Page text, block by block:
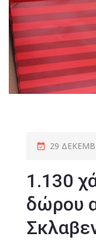
29
1.130
δώρου